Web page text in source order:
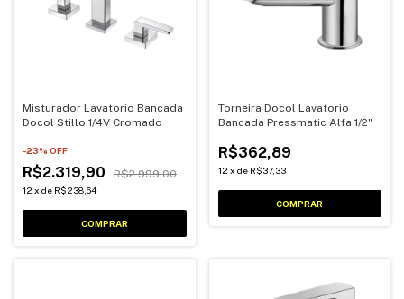
Misturador Lavatorio Bancada
Docol Stillo 1/4V Cromado
-23% OFF
R$2.319,90 R$2.999,00
12 x de R$238,64
Torneira Docol Lavatorio
Bancada Pressmatic Alfa 1/2"
R$362,89
12 x de R$37,33